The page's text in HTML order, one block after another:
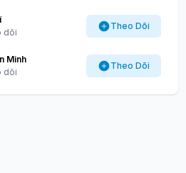
dõi
Theo Dõi
Minh
dõi
Theo Dõi